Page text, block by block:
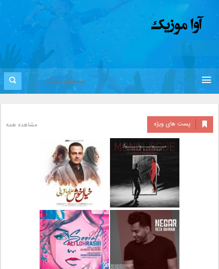
پست های ویژه مشاهده همه
دانلود آلبوم جدید سیروان
خسروی بنام مونولوگ
دانلود آهنگ جدید علیرضا
قربانی بنام خیال خوش